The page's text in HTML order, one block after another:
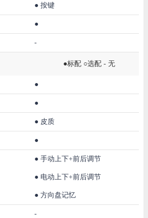
● 按键
●
-
●标配 ○选配 - 无
●
●
● 皮质
●
● 手动上下+前后调节
● 电动上下+前后调节
● 方向盘记忆
-